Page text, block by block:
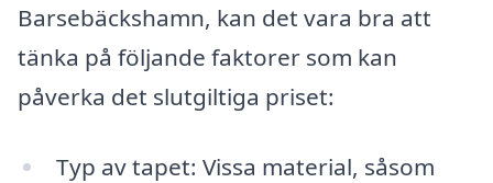
Barsebäckshamn, kan det vara bra att
tänka på följande faktorer som kan
påverka det slutgiltiga priset:
Typ av tapet: Vissa material, såsom